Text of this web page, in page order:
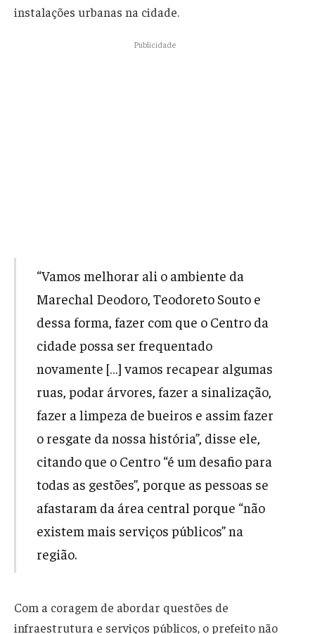
instalações urbanas na cidade.
Publicidade
“Vamos melhorar ali o ambiente da
Marechal Deodoro, Teodoreto Souto e
dessa forma, fazer com que o Centro da
cidade possa ser frequentado
novamente […] vamos recapear algumas
ruas, podar árvores, fazer a sinalização,
fazer a limpeza de bueiros e assim fazer
o resgate da nossa história”, disse ele,
citando que o Centro “é um desafio para
todas as gestões”, porque as pessoas se
afastaram da área central porque “não
existem mais serviços públicos” na
região.
Com a coragem de abordar questões de
infraestrutura e serviços públicos, o prefeito não